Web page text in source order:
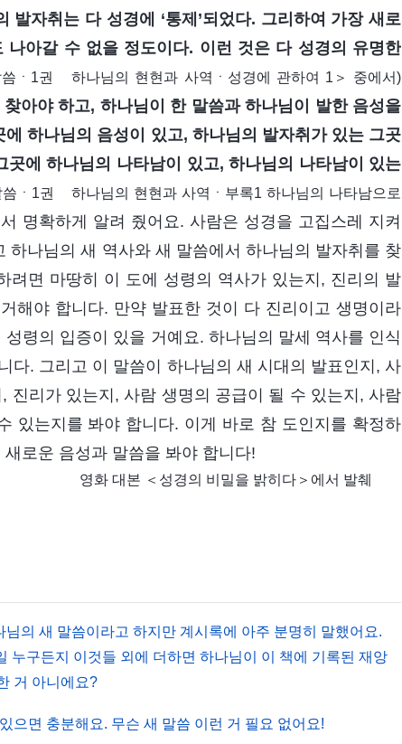
자취는 다 성경에 ‘통제’되었다. 그리하여 가장 새로
아갈 수 없을 정도이다. 이런 것은 다 성경의 유명한
씀ㆍ1권 하나님의 현현과 사역ㆍ성경에 관하여 1＞ 중에서)
아야 하고, 하나님이 한 말씀과 하나님이 발한 음성을
하나님의 음성이 있고, 하나님의 발자취가 있는 그곳
에 하나님의 나타남이 있고, 하나님의 나타남이 있는
씀ㆍ1권 하나님의 현현과 사역ㆍ부록1 하나님의 나타남으로
명확하게 알려 줬어요. 사람은 성경을 고집스레 지켜
나님의 새 역사와 새 말씀에서 하나님의 발자취를 찾
려면 마땅히 이 도에 성령의 역사가 있는지, 진리의 발
해야 합니다. 만약 발표한 것이 다 진리이고 생명이라
령의 입증이 있을 거예요. 하나님의 말세 역사를 인식
다. 그리고 이 말씀이 하나님의 새 시대의 발표인지, 사
진리가 있는지, 사람 생명의 공급이 될 수 있는지, 사람
있는지를 봐야 합니다. 이게 바로 참 도인지를 확정하
로운 음성과 말씀을 봐야 합니다!
영화 대본 ＜성경의 비밀을 밝히다＞에서 발췌
의 새 말씀이라고 하지만 계시록에 아주 분명히 말했어요.
누구든지 이것들 외에 더하면 하나님이 이 책에 기록된 재앙
거 아니에요?
으면 충분해요. 무슨 새 말씀 이런 거 필요 없어요!